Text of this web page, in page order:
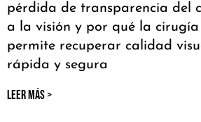
pérdida de transparencia del
a la visión y por qué la
permite recuperar calidad
rápida y segura
LEER MÁS >